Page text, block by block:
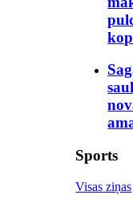
Sports
Visas ziņas